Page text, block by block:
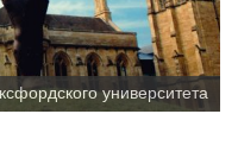
университета